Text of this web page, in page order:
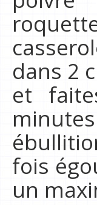
dans 2
et
fois
un